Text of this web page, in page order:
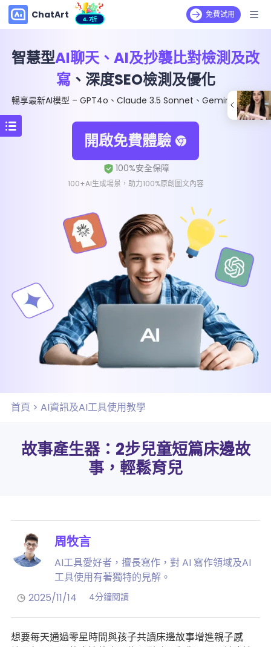
ChatArt 4.7折 免費試用
智慧型AI聊天、AI及抄襲比對檢測及改
寫、深度SEO檢測及優化
暢享最新AI模型 – GPT4o、Claude 3.5 Sonnet、Gemini 1.5 Pro
開啟免費體驗
100+AI生成場景，助力100%原創圖文內容
首頁 > AI資訊及AI工具使用教學
故事產生器：2步兒童短篇床邊故
事，輕鬆育兒
周牧言
AI工具愛好者，擅長寫作，對 AI 寫作領域及AI
工具使用有著獨特的見解。
2025/11/14
4分鐘閱讀
想要每天通過零星時間與孩子共讀床邊故事增進親子感